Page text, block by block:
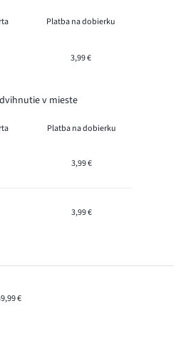
Platba na dobierku
3,99 €
v mieste
Platba na dobierku
3,99 €
3,99 €
€